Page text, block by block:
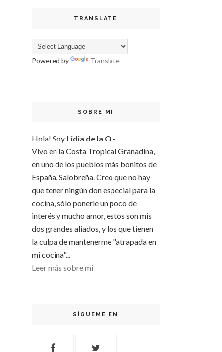
TRANSLATE
Powered by Translate
SOBRE MI
Hola! Soy Lidia de la O -
Vivo en la Costa Tropical Granadina,
en uno de los pueblos más bonitos de
España, Salobreña. Creo que no hay
que tener ningún don especial para la
cocina, sólo ponerle un poco de
interés y mucho amor, estos son mis
dos grandes aliados, y los que tienen
la culpa de mantenerme "atrapada en
mi cocina"...
Leer más sobre mi
SÍGUEME EN